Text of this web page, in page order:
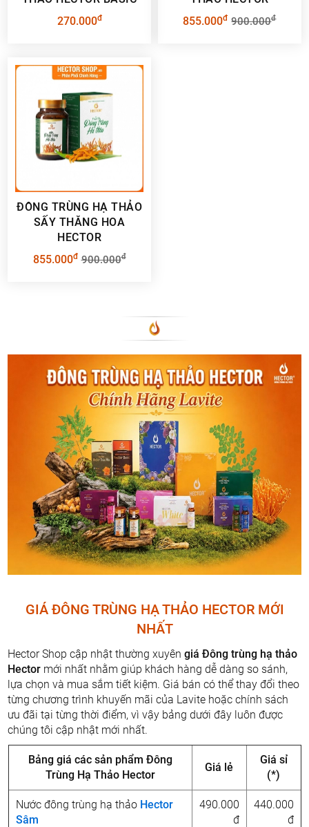
270.000đ
855.000đ 900.000đ
ĐÔNG TRÙNG HẠ THẢO
SẤY THĂNG HOA
HECTOR
855.000đ 900.000đ
GIÁ ĐÔNG TRÙNG HẠ THẢO HECTOR MỚI
NHẤT
Hector Shop cập nhật thường xuyêngiá Đông trùng hạ thảo
Hector mới nhất nhằm giúp khách hàng dễ dàng so sánh,
lựa chọn và mua sắm tiết kiệm. Giá bán có thể thay đổi theo
từng chương trình khuyến mãi của Lavite hoặc chính sách
ưu đãi tại từng thời điểm, vì vậy bảng dưới đây luôn được
chúng tôi cập nhật mới nhất.
Bảng giá các sản phẩm Đông
Trùng Hạ Thảo Hector
Giá lẻ
Giá sỉ
(*)
Nước đông trùng hạ thảo Hector
Sâm
490.000
đ
440.000
đ